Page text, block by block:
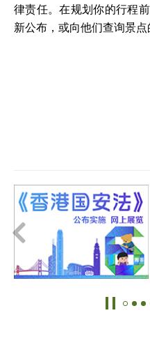
律责任。在规划你的行程
新公布，或向他们查询景点